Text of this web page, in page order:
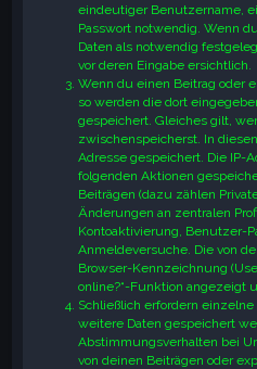
eindeutiger Benutzername,
Passwort notwendig. Wenn
Daten als notwendig
vor deren Eingabe ersichtlich.
Wenn du einen Beitrag oder
so werden die dort
gespeichert. Gleiches gilt,
zwischenspeicherst. In
Adresse gespeichert. Die IP-
folgenden Aktionen
Beiträgen (dazu zählen
Änderungen an zentralen
Kontoaktivierung, Benutzer-
Anmeldeversuche. Die von
Browser-Kennzeichnung
online?“-Funktion angezeigt
Schließlich erfordern
weitere Daten gespeichert
Abstimmungsverhalten bei
von deinen Beiträgen oder